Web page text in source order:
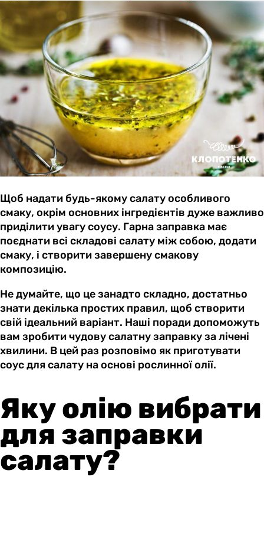
Щоб надати будь-якому салату особливого
смаку, окрім основних інгредієнтів дуже важливо
приділити увагу соусу. Гарна заправка має
поєднати всі складові салату між собою, додати
смаку, і створити завершену смакову
композицію.
Не думайте, що це занадто складно, достатньо
знати декілька простих правил, щоб створити
свій ідеальний варіант. Наші поради допоможуть
вам зробити чудову салатну заправку за лічені
хвилини. В цей раз розповімо як приготувати
соус для салату на основі рослинної олії.
Яку олію вибрати
для заправки
салату?